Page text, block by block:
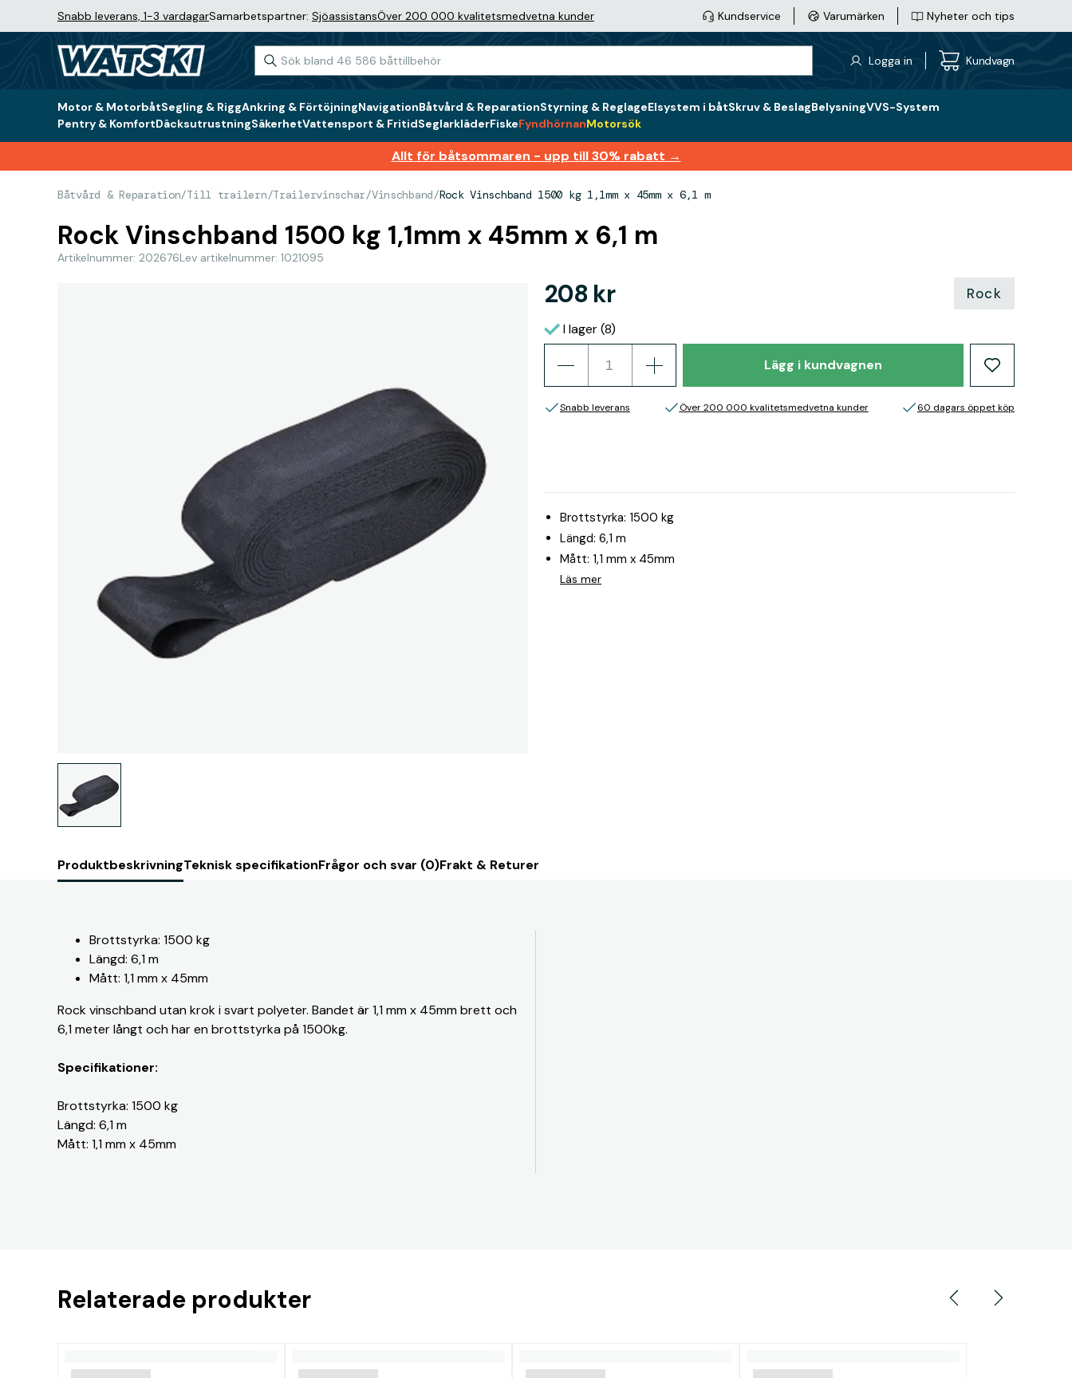
Snabb leverans, 1-3 vardagarSamarbetspartner: SjöassistansÖver 200 000 kvalitetsmedvetna kunder Kundservice Varumärken Nyheter och tips
Logga in Kundvagn
Motor & MotorbåtSegling & RiggAnkring & FörtöjningNavigationBåtvård & ReparationStyrning & ReglageElsystem i båtSkruv & BeslagBelysningVVS-System
Pentry & KomfortDäcksutrustningSäkerhetVattensport & FritidSeglarkläderFiskeFyndhörnanMotorsök
Allt för båtsommaren - upp till 30% rabatt →
Båtvård & Reparation/Till trailern/Trailervinschar/Vinschband/Rock Vinschband 1500 kg 1,1mm x 45mm x 6,1 m
Rock Vinschband 1500 kg 1,1mm x 45mm x 6,1 m
Artikelnummer: 202676Lev artikelnummer: 1021095
208 kr Rock
I lager (8)
Lägg i kundvagnen
Snabb leverans Över 200 000 kvalitetsmedvetna kunder 60 dagars öppet köp
Brottstyrka: 1500 kg
Längd: 6,1 m
Mått: 1,1 mm x 45mm
Läs mer
ProduktbeskrivningTeknisk specifikationFrågor och svar (0)Frakt & Returer
Brottstyrka: 1500 kg
Längd: 6,1 m
Mått: 1,1 mm x 45mm
Rock vinschband utan krok i svart polyeter. Bandet är 1,1 mm x 45mm brett och
6,1 meter långt och har en brottstyrka på 1500kg.
Specifikationer:
Brottstyrka: 1500 kg
Längd: 6,1 m
Mått: 1,1 mm x 45mm
Relaterade produkter